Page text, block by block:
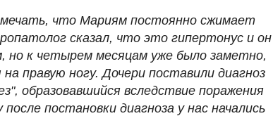
что Мариям постоянно сжимает
сказал, что это гипертонус и он
но к четырем месяцам уже было заметно,
правую ногу. Дочери поставили диагноз
образовавшийся вследствие поражения
постановки диагноза у нас начались